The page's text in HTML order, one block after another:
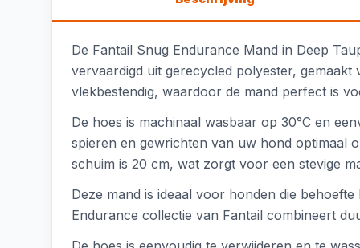
De Fantail Snug Endurance Mand in Deep
vervaardigd uit gerecycled polyester,
vlekbestendig, waardoor de mand perfect is
De hoes is machinaal wasbaar op 30°C en
spieren en gewrichten van uw hond optimaal
schuim is 20 cm, wat zorgt voor een stevige
Deze mand is ideaal voor honden die
Endurance collectie van Fantail combineert